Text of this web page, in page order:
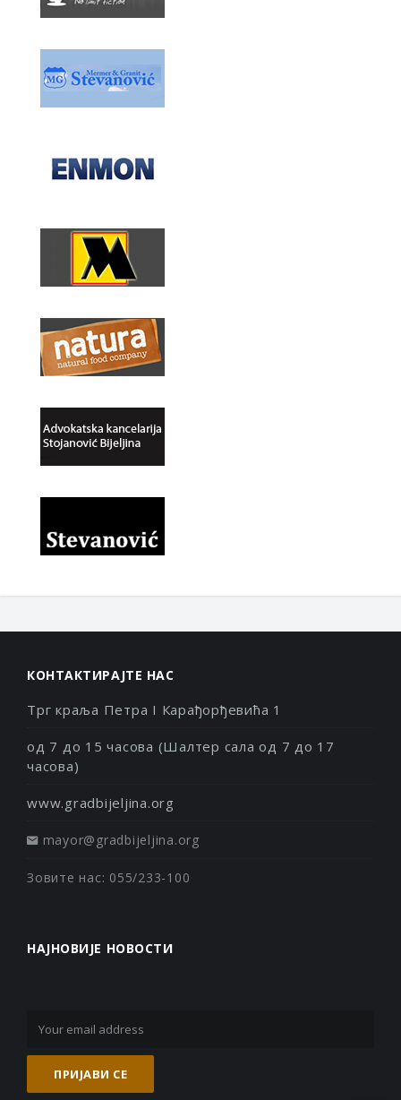
КОНТАКТИРАЈТЕ НАС
Трг краља Петра I Карађорђевића 1
од 7 до 15 часова (Шалтер сала од 7 до 17
часова)
www.gradbijeljina.org
mayor@gradbijeljina.org
Зовите нас: 055/233-100
НАЈНОВИЈЕ НОВОСТИ